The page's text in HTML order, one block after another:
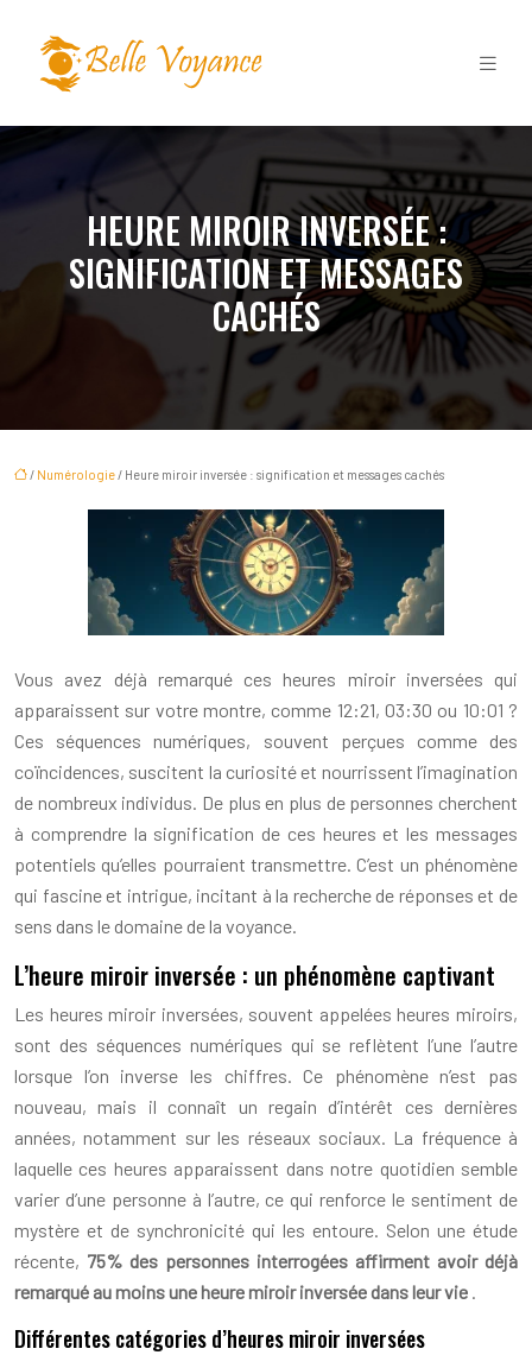
HEURE MIROIR INVERSÉE :
SIGNIFICATION ET MESSAGES
CACHÉS
/ Numérologie/ Heure miroir inversée : signification et messages cachés
Vous avez déjà remarqué ces heures miroir inversées qui
apparaissent sur votre montre, comme 12:21, 03:30 ou 10:01 ?
Ces séquences numériques, souvent perçues comme des
coïncidences, suscitent la curiosité et nourrissent l’imagination
de nombreux individus. De plus en plus de personnes cherchent
à comprendre la signification de ces heures et les messages
potentiels qu’elles pourraient transmettre. C’est un phénomène
qui fascine et intrigue, incitant à la recherche de réponses et de
sens dans le domaine de la voyance.
L’heure miroir inversée : un phénomène captivant
Les heures miroir inversées, souvent appelées heures miroirs,
sont des séquences numériques qui se reflètent l’une l’autre
lorsque l’on inverse les chiffres. Ce phénomène n’est pas
nouveau, mais il connaît un regain d’intérêt ces dernières
années, notamment sur les réseaux sociaux. La fréquence à
laquelle ces heures apparaissent dans notre quotidien semble
varier d’une personne à l’autre, ce qui renforce le sentiment de
mystère et de synchronicité qui les entoure. Selon une étude
récente, 75% des personnes interrogées affirment avoir déjà
remarqué au moins une heure miroir inversée dans leur vie .
Différentes catégories d’heures miroir inversées